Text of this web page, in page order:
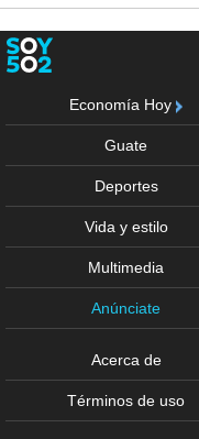
Economía Hoy
Guate
Deportes
Vida y estilo
Multimedia
Anúnciate
Acerca de
Términos de uso